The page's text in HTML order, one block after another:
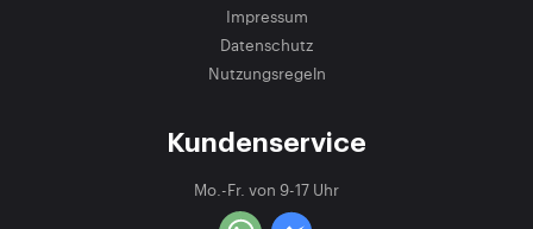
Impressum
Datenschutz
Nutzungsregeln
Kundenservice
Mo.-Fr. von 9-17 Uhr